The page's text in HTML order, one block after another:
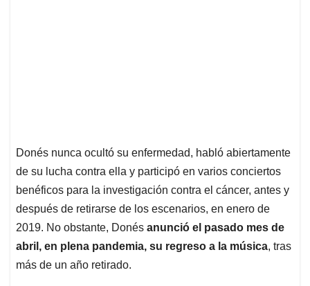
Donés nunca ocultó su enfermedad, habló abiertamente
de su lucha contra ella y participó en varios conciertos
benéficos para la investigación contra el cáncer, antes y
después de retirarse de los escenarios, en enero de
2019. No obstante, Donés anunció el pasado mes de
abril, en plena pandemia, su regreso a la música, tras
más de un año retirado.